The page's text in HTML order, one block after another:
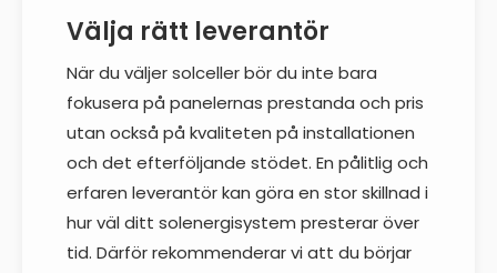
Välja rätt leverantör
När du väljer solceller bör du inte bara
fokusera på panelernas prestanda och pris
utan också på kvaliteten på installationen
och det efterföljande stödet. En pålitlig och
erfaren leverantör kan göra en stor skillnad i
hur väl ditt solenergisystem presterar över
tid. Därför rekommenderar vi att du börjar